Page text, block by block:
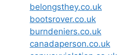
belongsthey.co.uk
bootsrover.co.uk
burndeniers.co.uk
canadaperson.co.uk